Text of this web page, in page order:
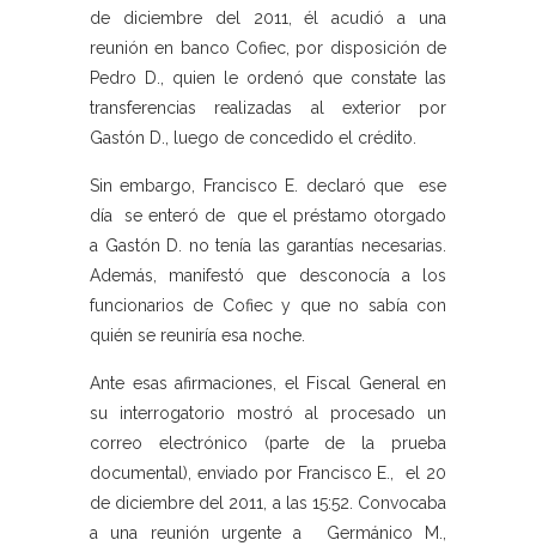
de diciembre del 2011, él acudió a una
reunión en banco Cofiec, por disposición de
Pedro D., quien le ordenó que constate las
transferencias realizadas al exterior por
Gastón D., luego de concedido el crédito.
Sin embargo, Francisco E. declaró que ese
día se enteró de que el préstamo otorgado
a Gastón D. no tenía las garantías necesarias.
Además, manifestó que desconocía a los
funcionarios de Cofiec y que no sabía con
quién se reuniría esa noche.
Ante esas afirmaciones, el Fiscal General en
su interrogatorio mostró al procesado un
correo electrónico (parte de la prueba
documental), enviado por Francisco E., el 20
de diciembre del 2011, a las 15:52. Convocaba
a una reunión urgente a Germánico M.,